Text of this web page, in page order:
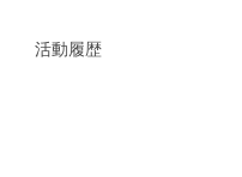
活動履歴